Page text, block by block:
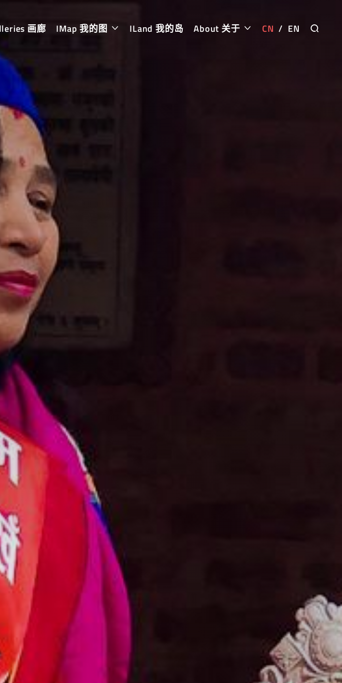
画廊 IMap 我的图 ILand 我的岛 About 关于 CN / EN